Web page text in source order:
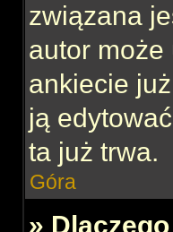
związana
autor
ankiecie
ją
ta już trwa.
Góra
»